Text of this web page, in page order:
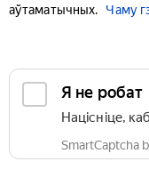
аўтаматычных.
Чаму
Я не робат
Націсніце,
SmartCaptcha